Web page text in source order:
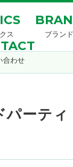
ス ブランド
合わせ
パーテ